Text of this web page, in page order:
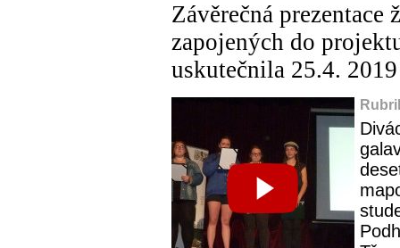
Závěrečná prezentace
zapojených do
uskutečnila 25.4.